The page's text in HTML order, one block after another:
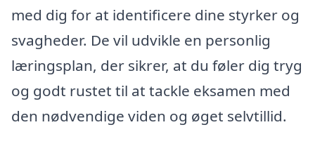
med dig for at identificere dine styrker og
svagheder. De vil udvikle en personlig
læringsplan, der sikrer, at du føler dig tryg
og godt rustet til at tackle eksamen med
den nødvendige viden og øget selvtillid.